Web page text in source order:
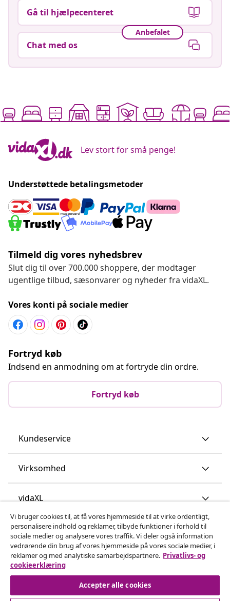
Gå til hjælpecenteret
Anbefalet
Chat med os
Lev stort for små penge!
Understøttede betalingsmetoder
Tilmeld dig vores nyhedsbrev
Slut dig til over 700.000 shoppere, der modtager
ugentlige tilbud, sæsonvarer og nyheder fra vidaXL.
Vores konti på sociale medier
Fortryd køb
Indsend en anmodning om at fortryde din ordre.
Fortryd køb
Kundeservice
Virksomhed
vidaXL
Opdag mere
Vi bruger cookies til, at få vores hjemmeside til at virke ordentligt,
personalisere indhold og reklamer, tilbyde funktioner i forhold til
sociale medier og analysere vores traffik. Vi deler også information
vedrørende din brug af vores hjemmeside på vores sociale medier, i
reklamer og med analytiske samarbejdspartnere. Privatlivs- og
cookieerklæring
Accepter alle cookies